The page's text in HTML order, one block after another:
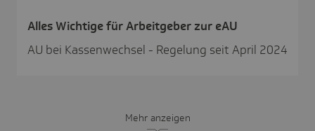
Alles Wich­tige für Arbeit­geber zur eAU
AU bei Kassenwechsel - Regelung seit April 2024
Mehr anzeigen